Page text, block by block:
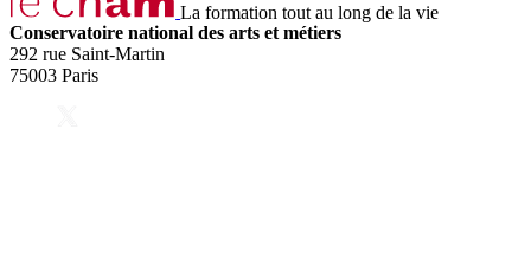
La formation tout au long de la vie
Conservatoire national des arts et métiers
292 rue Saint-Martin
75003 Paris